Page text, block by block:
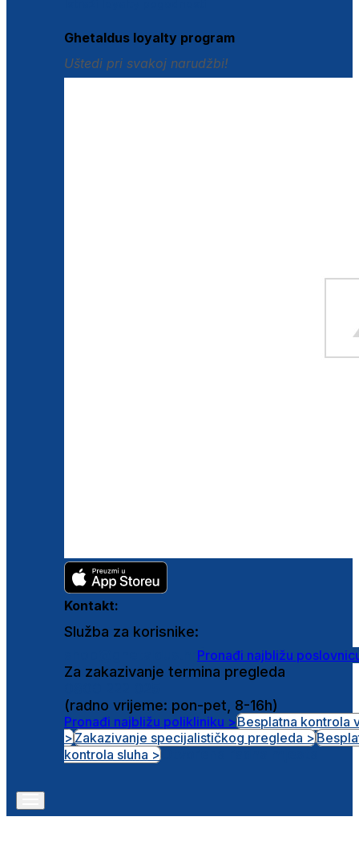
Ghetaldus loyalty program
Uštedi pri svakoj narudžbi!
Kontakt:
Služba za korisnike:
Pronađi najbližu
Za zakazivanje termina pregleda
(radno vrijeme: pon-pet, 8-16h)
Pronađi najbližu polikliniku >Besplatna kontrola
>Zakazivanje specijalističkog pregleda >
kontrola sluha >